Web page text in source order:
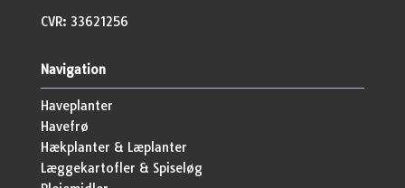
CVR: 33621256
Navigation
Haveplanter
Havefrø
Hækplanter & Læplanter
Læggekartofler & Spiseløg